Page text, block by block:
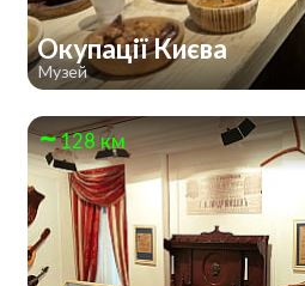
Окупації Києва
Музей
128 км